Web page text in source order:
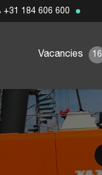
Vacancies 16
+31 184 606 600